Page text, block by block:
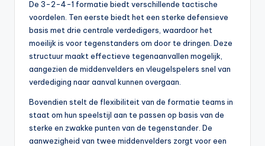
De 3-2-4-1 formatie biedt verschillende tactische
voordelen. Ten eerste biedt het een sterke defensieve
basis met drie centrale verdedigers, waardoor het
moeilijk is voor tegenstanders om door te dringen. Deze
structuur maakt effectieve tegenaanvallen mogelijk,
aangezien de middenvelders en vleugelspelers snel van
verdediging naar aanval kunnen overgaan.
Bovendien stelt de flexibiliteit van de formatie teams in
staat om hun speelstijl aan te passen op basis van de
sterke en zwakke punten van de tegenstander. De
aanwezigheid van twee middenvelders zorgt voor een